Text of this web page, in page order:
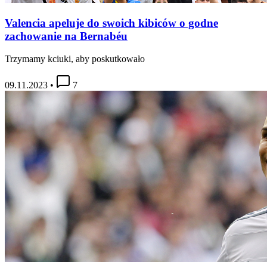
Valencia apeluje do swoich kibiców o godne
zachowanie na Bernabéu
Trzymamy kciuki, aby poskutkowało
09.11.2023 • 7